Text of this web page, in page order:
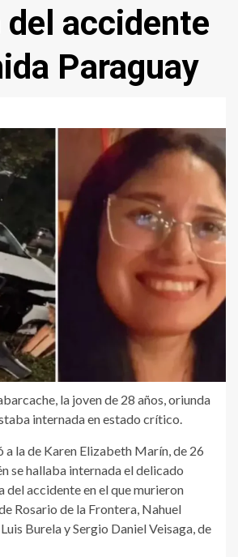
accidente
Paraguay
la joven de 28 años, oriunda
internada en estado crítico.
a la de Karen Elizabeth Marín, de 26
se hallaba internada el delicado
del accidente en el que murieron
Rosario de la Frontera, Nahuel
Burela y Sergio Daniel Veisaga, de